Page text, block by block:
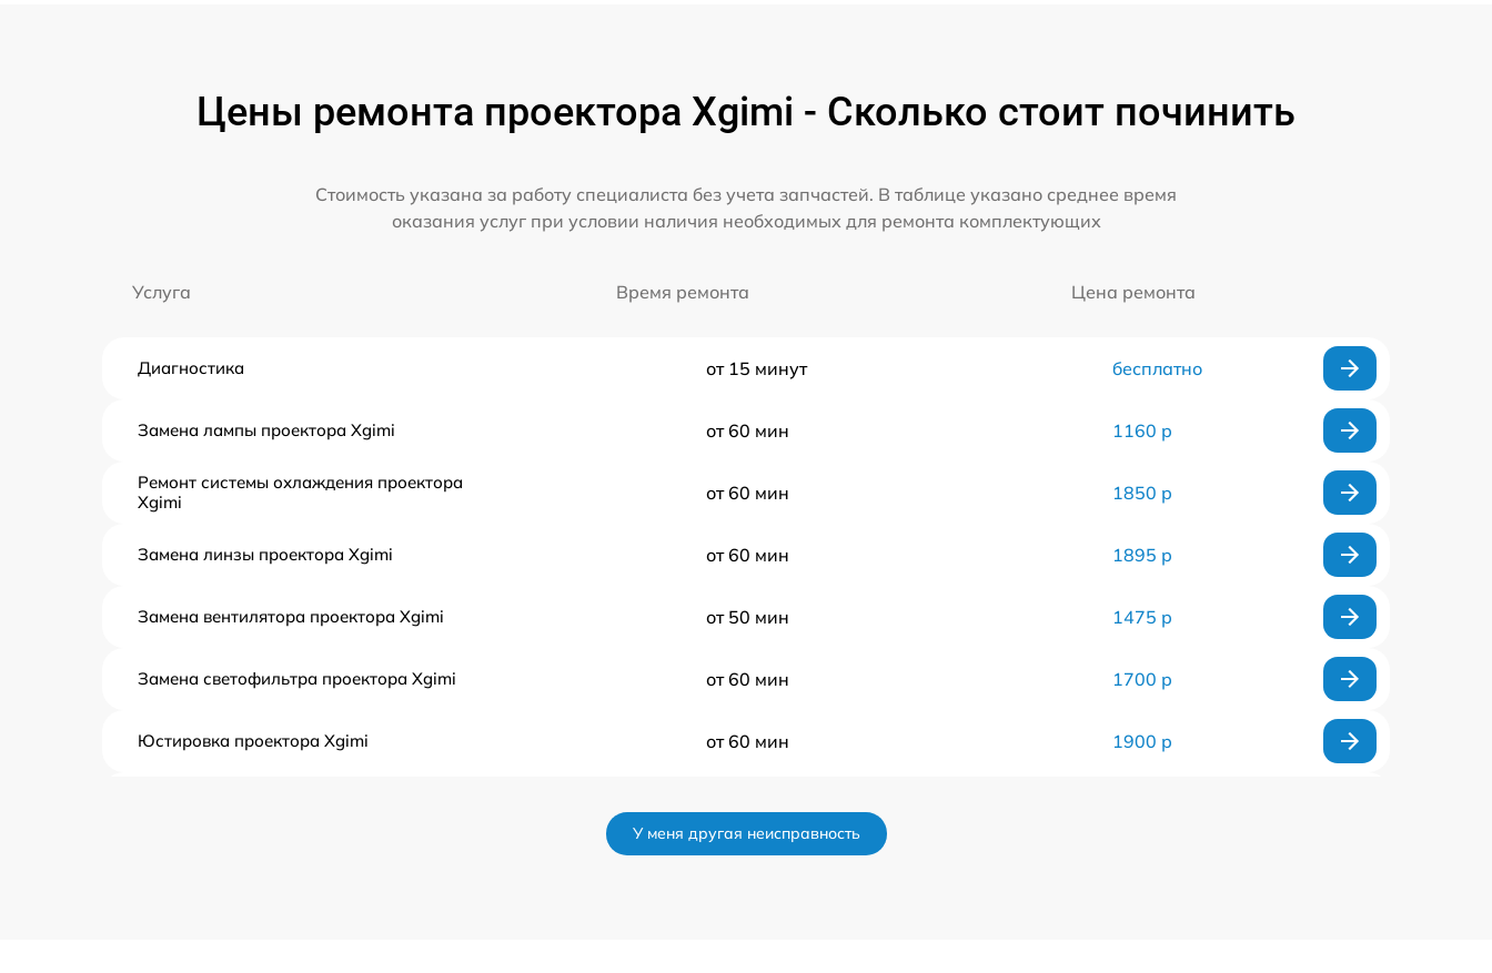
Цены ремонта проектора Xgimi - Сколько стоит починить
Стоимость указана за работу специалиста без учета запчастей. В таблице указано среднее время
оказания услуг при условии наличия необходимых для ремонта комплектующих
Услуга Время ремонта Цена ремонта
Диагностика от 15 минут бесплатно
Замена лампы проектора Xgimi от 60 мин 1160 р
Ремонт системы охлаждения проектора
Xgimi
от 60 мин 1850 р
Замена линзы проектора Xgimi от 60 мин 1895 р
Замена вентилятора проектора Xgimi от 50 мин 1475 р
Замена светофильтра проектора Xgimi от 60 мин 1700 р
Юстировка проектора Xgimi от 60 мин 1900 р
У меня другая неисправность